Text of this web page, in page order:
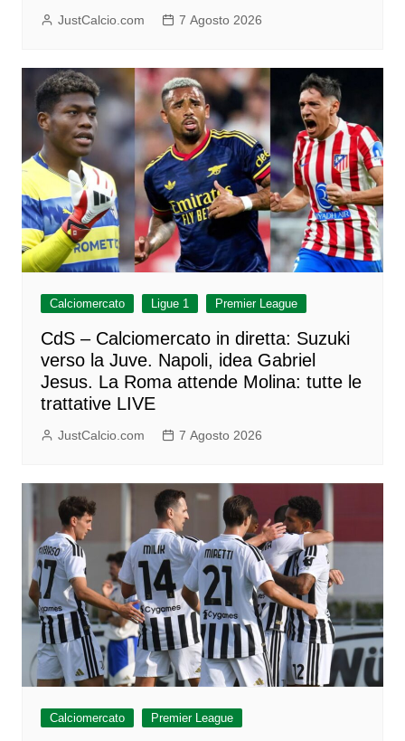
JustCalcio.com 7 Agosto 2026
Calciomercato Ligue 1 Premier League
CdS – Calciomercato in diretta: Suzuki
verso la Juve. Napoli, idea Gabriel
Jesus. La Roma attende Molina: tutte le
trattative LIVE
JustCalcio.com 7 Agosto 2026
Calciomercato Premier League